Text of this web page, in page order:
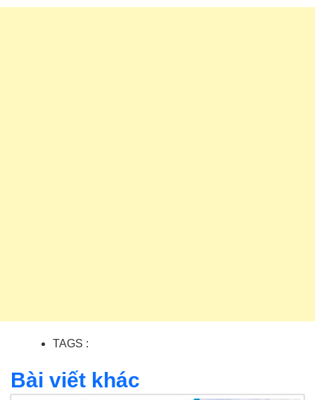
TAGS :
Bài viết khác